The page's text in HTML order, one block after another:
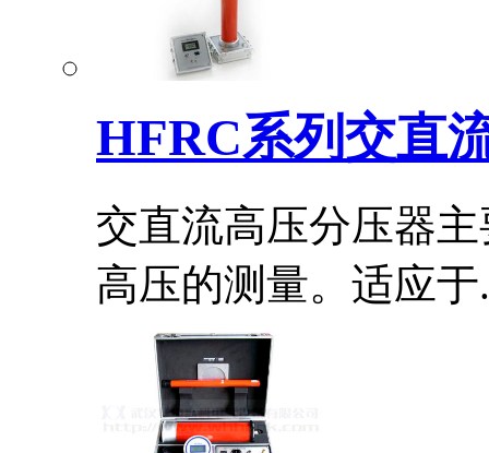
HFRC系列交直
交直流高压分压器
高压的测量。适应于